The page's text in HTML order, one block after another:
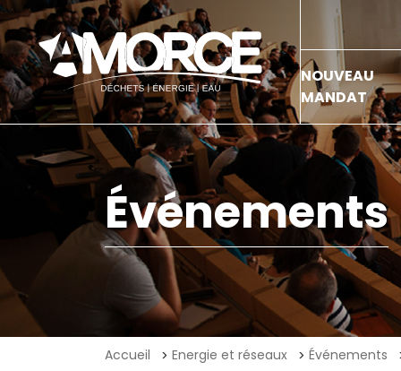
NOUVEAU
MANDAT
Événements
Accueil Energie et réseaux Événements